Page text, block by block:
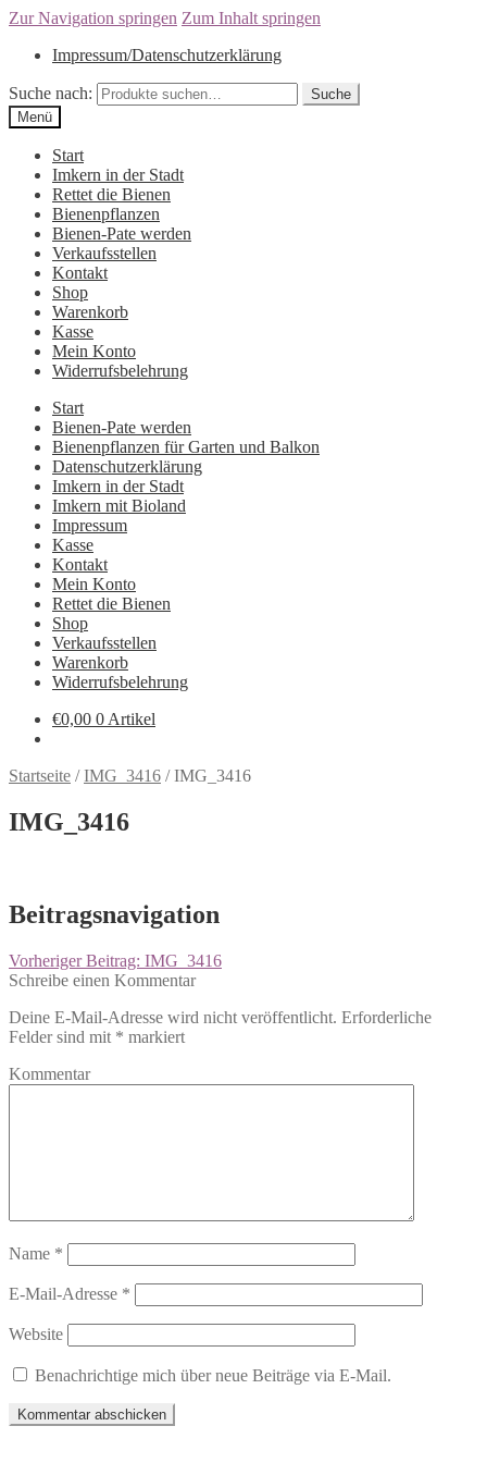
Zur Navigation springen Zum Inhalt springen
Impressum/Datenschutzerklärung
Suche nach:
Suche
Menü
Start
Imkern in der Stadt
Rettet die Bienen
Bienenpflanzen
Bienen-Pate werden
Verkaufsstellen
Kontakt
Shop
Warenkorb
Kasse
Mein Konto
Widerrufsbelehrung
Start
Bienen-Pate werden
Bienenpflanzen für Garten und Balkon
Datenschutzerklärung
Imkern in der Stadt
Imkern mit Bioland
Impressum
Kasse
Kontakt
Mein Konto
Rettet die Bienen
Shop
Verkaufsstellen
Warenkorb
Widerrufsbelehrung
€0,00 0 Artikel
Startseite /IMG_3416 /IMG_3416
IMG_3416
Beitragsnavigation
Vorheriger Beitrag: IMG_3416
Schreibe einen Kommentar
Deine E-Mail-Adresse wird nicht veröffentlicht. Erforderliche
Felder sind mit * markiert
Kommentar
Name *
E-Mail-Adresse *
Website
Benachrichtige mich über neue Beiträge via E-Mail.